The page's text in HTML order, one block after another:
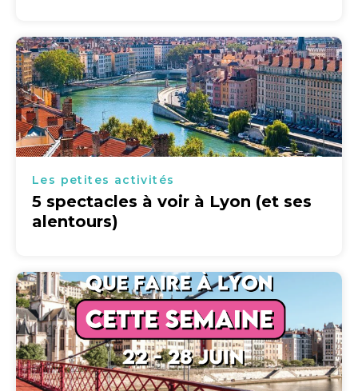
Les petites activités
5 spectacles à voir à Lyon (et ses
alentours)